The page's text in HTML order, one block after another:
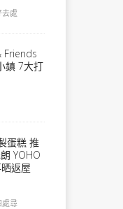
處
Friends
鎮 7大打
蛋糕 推
YOHO
返屋
處尋